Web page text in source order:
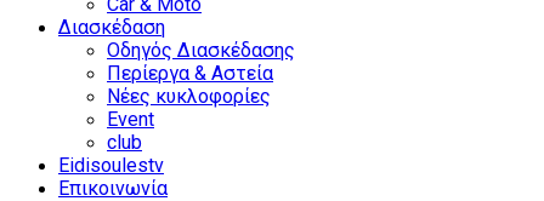
Διασκέδαση
Οδηγός Διασκέδασης
Περίεργα & Αστεία
Νέες κυκλοφορίες
Event
club
Eidisoulestv
Επικοινωνία